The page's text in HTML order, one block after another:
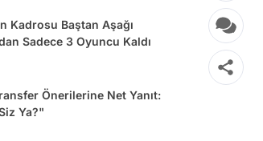
Kadrosu Baştan Aşağı
Sadece 3 Oyuncu Kaldı
Önerilerine Net Yanıt:
Ya?"